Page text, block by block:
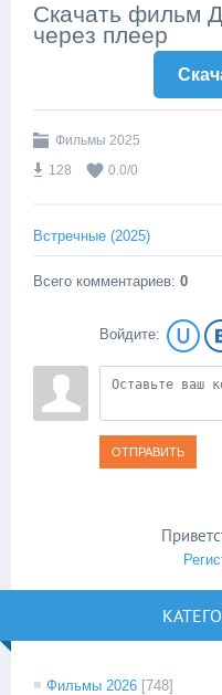
Скачать фильм
через плеер
Фильмы 2025
128
0.0/0
Встречные (2025)
Всего комментариев: 0
Войдите:
ОТПРАВИТЬ
Фильмы 2026 [748]